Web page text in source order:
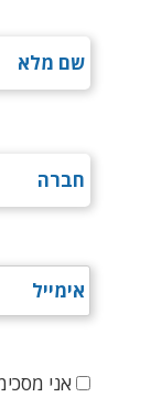
אני